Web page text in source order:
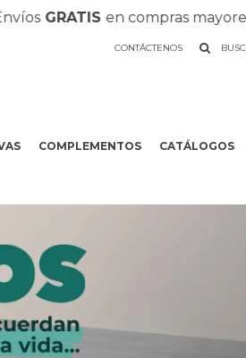
GRATISen compras mayores
COMPLEMENTOS CATÁLOGOS
CONTÁCTENOS